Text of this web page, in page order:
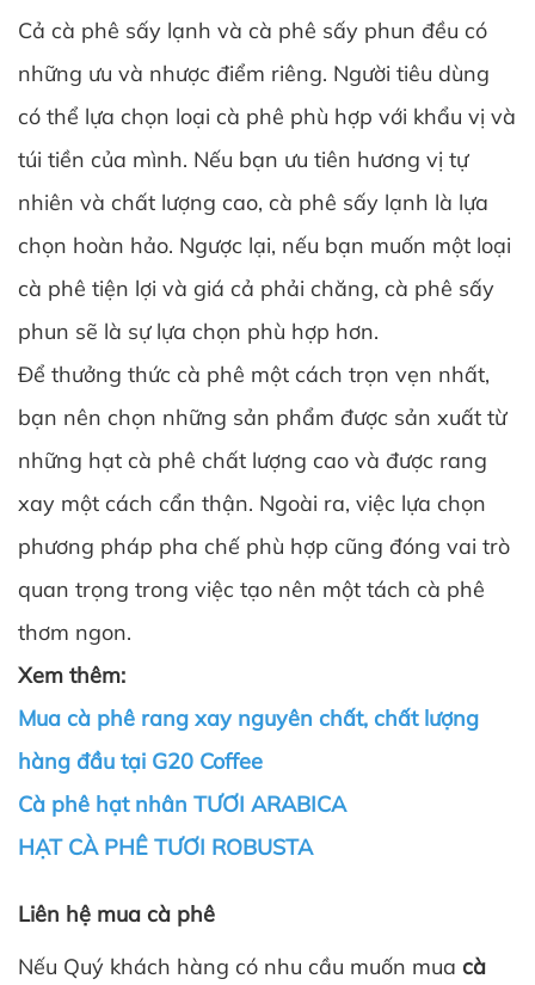
Cả cà phê sấy lạnh và cà phê sấy phun đều có
những ưu và nhược điểm riêng. Người tiêu dùng
có thể lựa chọn loại cà phê phù hợp với khẩu vị và
túi tiền của mình. Nếu bạn ưu tiên hương vị tự
nhiên và chất lượng cao, cà phê sấy lạnh là lựa
chọn hoàn hảo. Ngược lại, nếu bạn muốn một loại
cà phê tiện lợi và giá cả phải chăng, cà phê sấy
phun sẽ là sự lựa chọn phù hợp hơn.
Để thưởng thức cà phê một cách trọn vẹn nhất,
bạn nên chọn những sản phẩm được sản xuất từ
những hạt cà phê chất lượng cao và được rang
xay một cách cẩn thận. Ngoài ra, việc lựa chọn
phương pháp pha chế phù hợp cũng đóng vai trò
quan trọng trong việc tạo nên một tách cà phê
thơm ngon.
Xem thêm:
Mua cà phê rang xay nguyên chất, chất lượng
hàng đầu tại G20 Coffee
Cà phê hạt nhân TƯƠI ARABICA
HẠT CÀ PHÊ TƯƠI ROBUSTA
Liên hệ mua cà phê
Nếu Quý khách hàng có nhu cầu muốn mua cà